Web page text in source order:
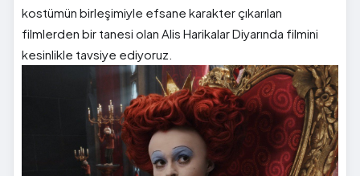
kostümün birleşimiyle efsane karakter çıkarılan
filmlerden bir tanesi olan Alis Harikalar Diyarında filmini
kesinlikle tavsiye ediyoruz.